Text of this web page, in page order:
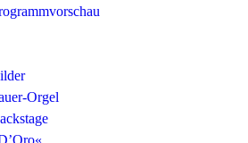
Orgel